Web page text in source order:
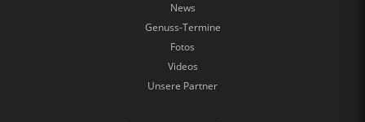
News
Genuss-Termine
Fotos
Videos
Unsere Partner